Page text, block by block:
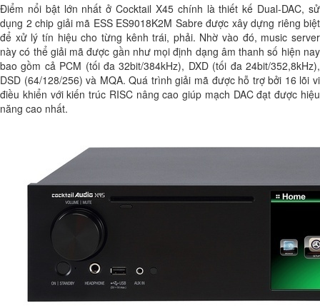
Điểm nổi bật lớn nhất ở Cocktail X45 chính là thiết kế Dual-DAC, sử
dụng 2 chip giải mã ESS ES9018K2M Sabre được xây dựng riêng biệt
để xử lý tín hiệu cho từng kênh trái, phải. Nhờ vào đó, music server
này có thể giải mã được gần như mọi định dạng âm thanh số hiện nay
bao gồm cả PCM (tối đa 32bit/384kHz), DXD (tối đa 24bit/352,8kHz),
DSD (64/128/256) và MQA. Quá trình giải mã được hỗ trợ bởi 16 lõi vi
điều khiển với kiến trúc RISC nâng cao giúp mạch DAC đạt được hiệu
năng cao nhất.